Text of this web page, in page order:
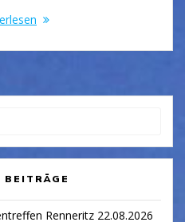
BEITRÄGE
Renneritz 22.08.2026